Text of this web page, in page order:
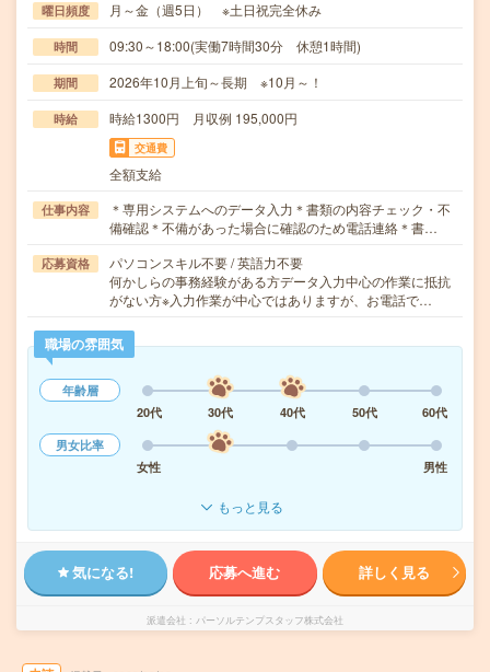
曜日頻度 月～金（週5日） ※土日祝完全休み
時間 09:30～18:00(実働7時間30分 休憩1時間)
期間 2026年10月上旬～長期 ※10月～！
時給 時給1300円 月収例 195,000円
交通費
全額支給
仕事内容
＊専用システムへのデータ入力＊書類の内容チェック・不
備確認＊不備があった場合に確認のため電話連絡＊書…
応募資格
パソコンスキル不要 / 英語力不要
何かしらの事務経験がある方データ入力中心の作業に抵抗
がない方※入力作業が中心ではありますが、お電話で…
職場の雰囲気
年齢層
20代
30代 40代 50代
60代
男女比率
女性
男性
もっと見る
気になる! 応募へ進む 詳しく見る
派遣会社 パーソルテンプスタッフ株式会社